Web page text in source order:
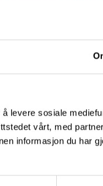
levere sosiale
vårt, med
informasjon du har